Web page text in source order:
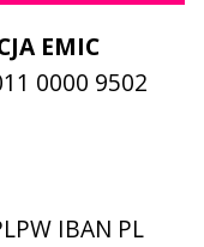
EMIC
0000 9502
IBAN PL